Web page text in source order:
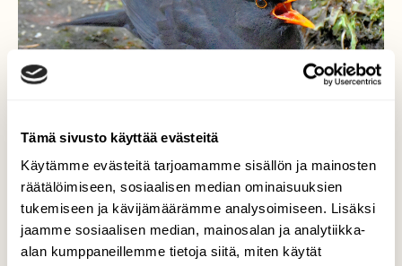
Tämä sivusto käyttää evästeitä
Käytämme evästeitä tarjoamamme sisällön ja mainosten
räätälöimiseen, sosiaalisen median ominaisuuksien
tukemiseen ja kävijämäärämme analysoimiseen. Lisäksi
jaamme sosiaalisen median, mainosalan ja analytiikka-
alan kumppaneillemme tietoja siitä, miten käytät